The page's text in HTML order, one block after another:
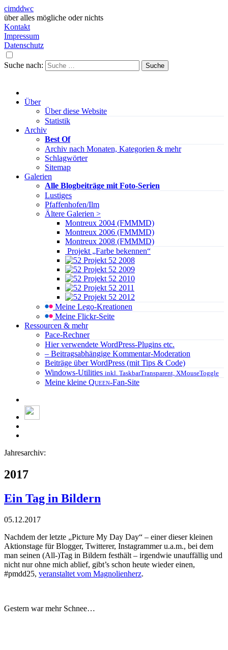
cimddwc
über alles mögliche oder nichts
Kontakt
Impressum
Datenschutz
Suche nach:
Über
Über diese Website
Statistik
Archiv
Best Of
Archiv nach Monaten, Kategorien & mehr
Schlagwörter
Sitemap
Galerien
Alle Blogbeiträge mit Foto-Serien
Lustiges
Pfaffenhofen/Ilm
Ältere Galerien >
Montreux 2004 (FMMMD)
Montreux 2006 (FMMMD)
Montreux 2008 (FMMMD)
Projekt „Farbe bekennen“
Projekt 52 2008
Projekt 52 2009
Projekt 52 2010
Projekt 52 2011
Projekt 52 2012
Meine Lego-Kreationen
Meine Flickr-Seite
Ressourcen & mehr
Pace-Rechner
Hier verwendete WordPress-Plugins etc.
– Beitragsabhängige Kommentar-Moderation
Beiträge über WordPress (mit Tips & Code)
Windows-Utilities inkl. TaskbarTransparent, XMouseToggle
Meine kleine Queen-Fan-Site
Jahresarchiv:
2017
Ein Tag in Bildern
05.12.2017
Nachdem der letzte „Picture My Day Day“ – einer dieser kleinen
Aktionstage für Blogger, Twitterer, Instagrammer u.a.m., bei dem
man seinen (All-)Tag in Bildern festhält – irgendwie unauffällig und
nicht nur ohne mich ablief, gibt’s schon heute wieder einen,
#pmdd25, veranstaltet vom Magnolienherz.
Gestern war mehr Schnee…